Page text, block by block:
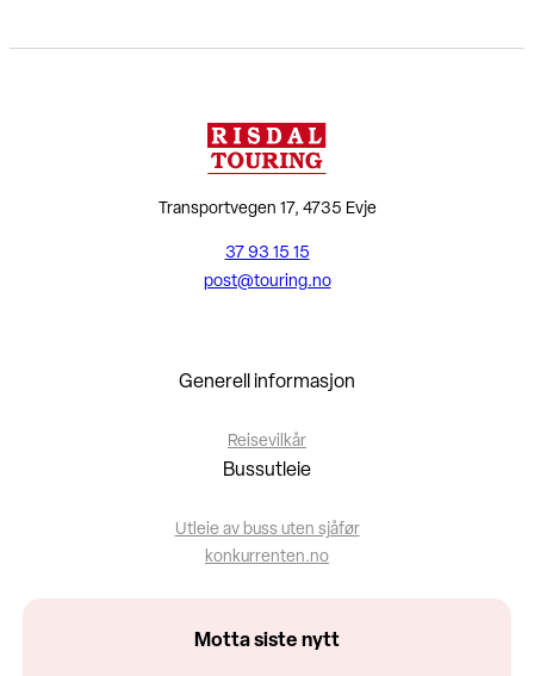
Transportvegen 17, 4735 Evje
37 93 15 15
post@touring.no
Generell informasjon
Reisevilkår
Bussutleie
Utleie av buss uten sjåfør
konkurrenten.no
Motta siste nytt